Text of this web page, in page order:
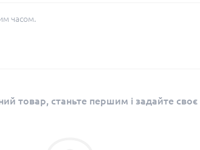
часом.
товар, станьте першим і задайте своє